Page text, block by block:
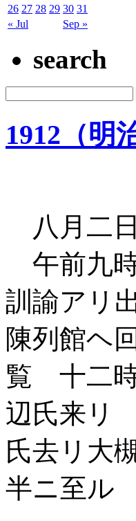
« Jul Sep »
26 27 28 29 30 31
search
1912（明
八月二
午前九
訓諭アリ
陳列館ヘ
覧 十二
辺氏来リ
氏去リ大
半ニ至ル